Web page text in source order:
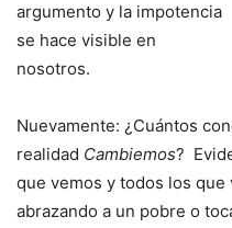
argumento y la impotencia
se hace visible en
nosotros.
Nuevamente: ¿Cuántos
realidad Cambiemos?
que vemos y todos los que
abrazando a un pobre o